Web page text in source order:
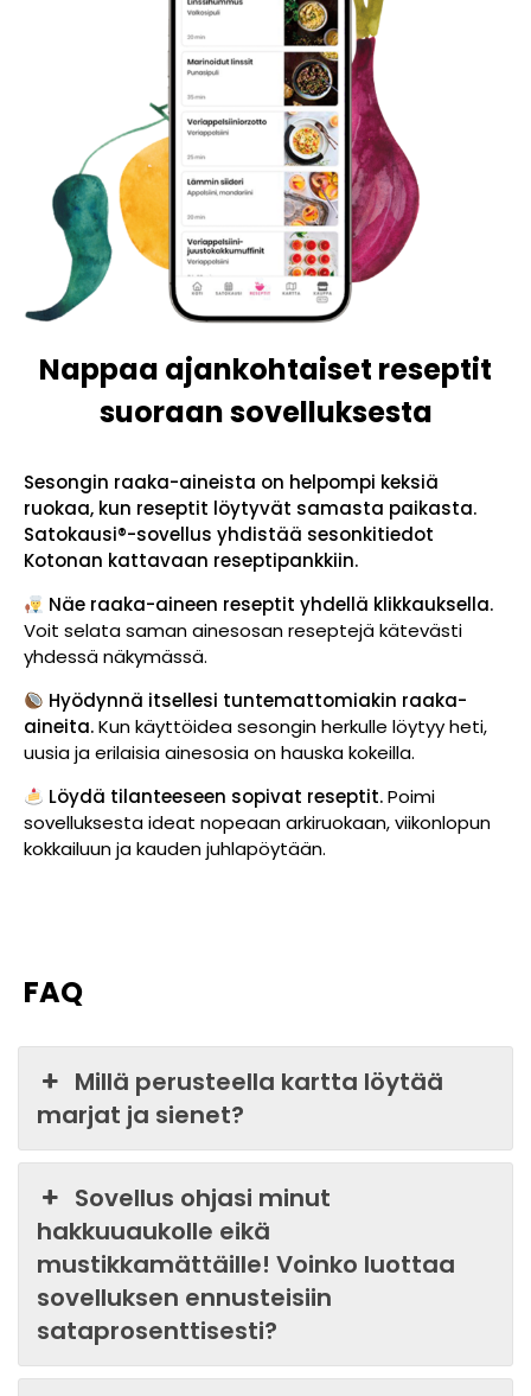
Nappaa ajankohtaiset reseptit
suoraan sovelluksesta
Sesongin raaka-aineista on helpompi keksiä
ruokaa, kun reseptit löytyvät samasta paikasta.
Satokausi®-sovellus yhdistää sesonkitiedot
Kotonan kattavaan reseptipankkiin.
Näe raaka-aineen reseptit yhdellä klikkauksella.
Voit selata saman ainesosan reseptejä kätevästi
yhdessä näkymässä.
Hyödynnä itsellesi tuntemattomiakin raaka-
aineita.Kun käyttöidea sesongin herkulle löytyy heti,
uusia ja erilaisia ainesosia on hauska kokeilla.
Löydä tilanteeseen sopivat reseptit.Poimi
sovelluksesta ideat nopeaan arkiruokaan, viikonlopun
kokkailuun ja kauden juhlapöytään.
FAQ
Millä perusteella kartta löytää
marjat ja sienet?
Sovellus ohjasi minut
hakkuuaukolle eikä
mustikkamättäille! Voinko luottaa
sovelluksen ennusteisiin
sataprosenttisesti?